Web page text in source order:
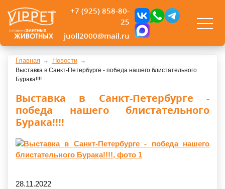
+7 (925) 858-80-
25
juoll2000@mail.ru
Главная Новости
Выставка в Санкт-Петербурге - победа нашего блистательного
Бурака!!!!
Выставка в Санкт-Петербурге -
победа нашего блистательного
Бурака!!!!
28.11.2022